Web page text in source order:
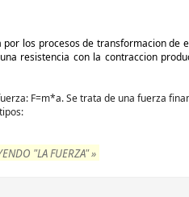
los procesos de transformacion de
resistencia con la contraccion
F=m*a. Se trata de una fuerza
"LA FUERZA" »